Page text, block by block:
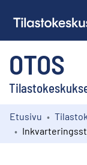
OTOS
Kokoelmat
Etusivu